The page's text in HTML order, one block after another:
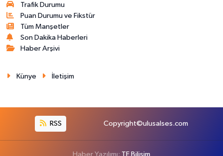
Trafik Durumu
Puan Durumu ve Fikstür
Tüm Manşetler
Son Dakika Haberleri
Haber Arşivi
Künye İletişim
RSS Copyright©ulusalses.com
Haber Yazılımı: TE Bilişim